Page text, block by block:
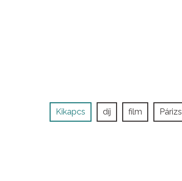
Kikapcs díj film Párizs